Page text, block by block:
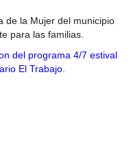
de la Mujer del municipio
para las familias.
del programa 4/7 estival
El Trabajo